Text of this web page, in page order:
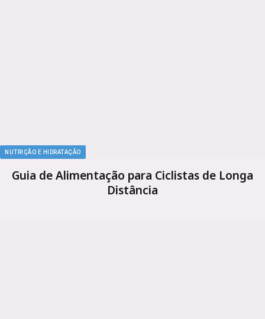
NUTRIÇÃO E HIDRATAÇÃO
Guia de Alimentação para Ciclistas de Longa
Distância